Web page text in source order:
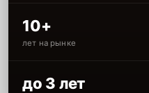
10+
лет на рынке
до 3 лет